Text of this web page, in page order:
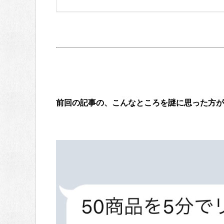
前回の記事の、こんなところを謎に思った方